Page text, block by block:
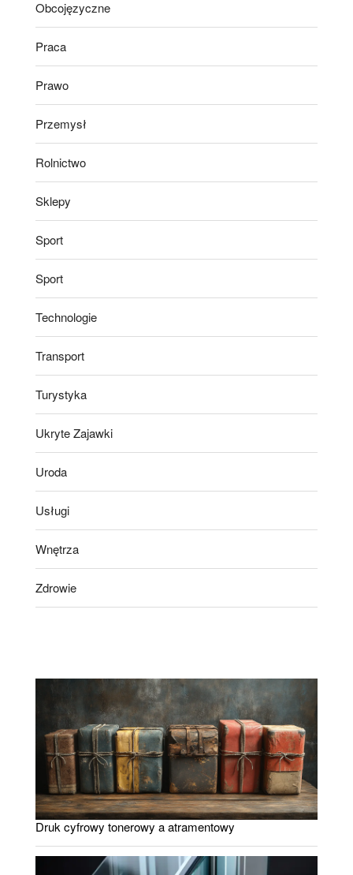
Obcojęzyczne
Praca
Prawo
Przemysł
Rolnictwo
Sklepy
Sport
Sport
Technologie
Transport
Turystyka
Ukryte Zajawki
Uroda
Usługi
Wnętrza
Zdrowie
Druk cyfrowy tonerowy a atramentowy